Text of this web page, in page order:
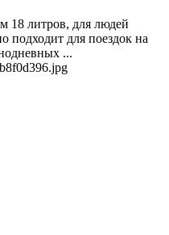
18 литров, для людей
подходит для поездок на
...